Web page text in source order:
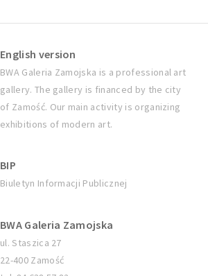
English version
BWA Galeria Zamojska is a professional art
gallery. The gallery is financed by the city
of Zamość. Our main activity is organizing
exhibitions of modern art.
BIP
Biuletyn Informacji Publicznej
BWA Galeria Zamojska
ul. Staszica 27
22-400 Zamość